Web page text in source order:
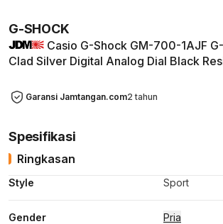
G-SHOCK
Casio G-Shock GM-700-1AJF
Clad Silver Digital Analog Dial Black
Garansi Jamtangan.com2 tahun
Spesifikasi
Ringkasan
Style Sport
Gender Pria